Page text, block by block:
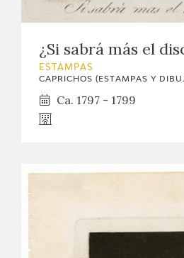
¿Si sabrá más el
ESTAMPAS
CAPRICHOS (ESTAMPAS Y
Ca. 1797 - 1799